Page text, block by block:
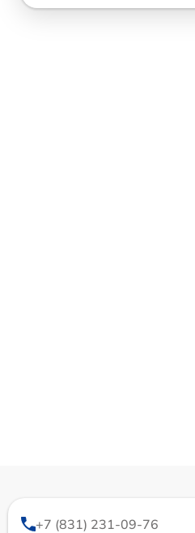
+7 (831) 231-09-76